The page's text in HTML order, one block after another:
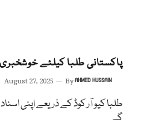
پاکستانی طلبا کیلئے
August 27, 2025 ByAHMED HUSSAIN
طلبا کیو آر کوڈ کے ذریعے اپنی